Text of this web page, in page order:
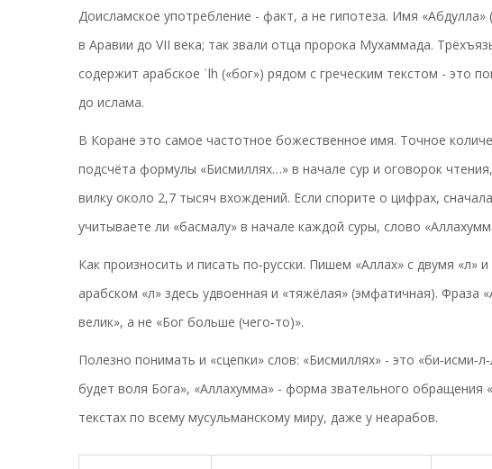
Доисламское употребление - факт, а не гипотеза. Имя «Абдулла»
в Аравии до VII века; так звали отца пророка Мухаммада.
содержит арабское ʾlh («бог») рядом с греческим текстом - это
до ислама.
В Коране это самое частотное божественное имя. Точное
подсчёта формулы «Бисмиллях…» в начале сур и оговорок
вилку около 2,7 тысяч вхождений. Если спорите о цифрах,
учитываете ли «басмалу» в начале каждой суры, слово
Как произносить и писать по‑русски. Пишем «Аллах» с двумя «л»
арабском «л» здесь удвоенная и «тяжёлая» (эмфатичная). Фраза
велик», а не «Бог больше (чего‑то)».
Полезно понимать и «сцепки» слов: «Бисмиллях» - это
будет воля Бога», «Аллахумма» - форма звательного
текстах по всему мусульманскому миру, даже у неарабов.